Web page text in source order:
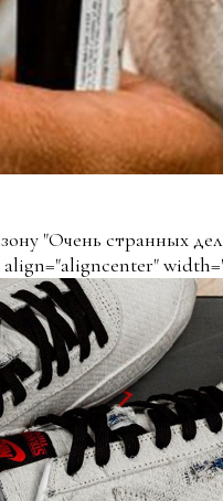
"Очень странных